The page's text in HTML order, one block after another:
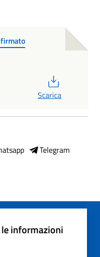
Scarica
Telegram
informazioni